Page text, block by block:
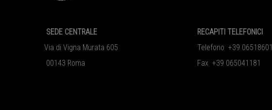
SEDE CENTRALE
Via di Vigna Murata 605
00143 Roma
RECAPITI TELEFONICI
Telefono +39 06518601
Fax +39 065041181